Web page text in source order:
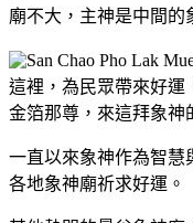
廟不大，主神是中間的
這裡，為民眾帶來好運
金箔那尊，來這拜象神
一直以來象神作為智慧
各地象神廟祈求好運。